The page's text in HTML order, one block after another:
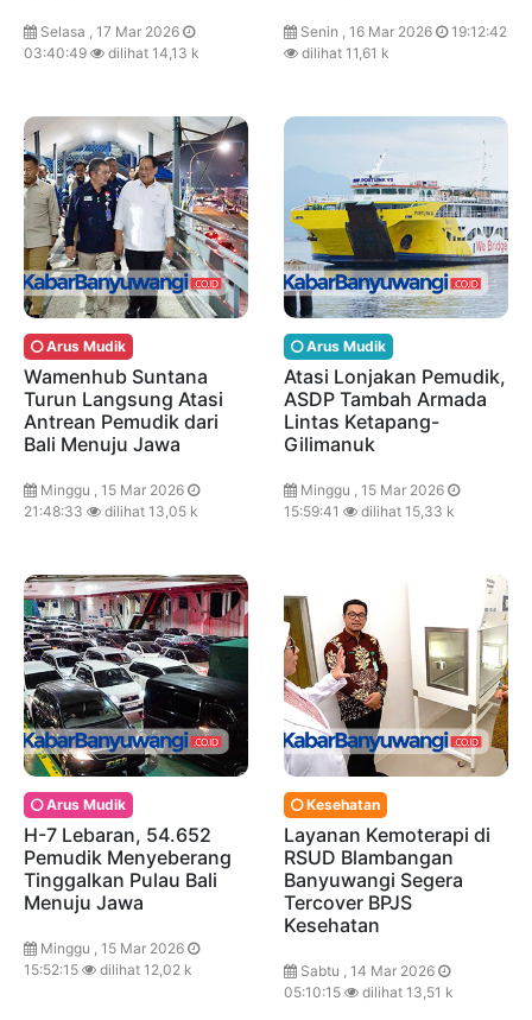
Selasa , 17 Mar 2026
03:40:49
dilihat 14,13 k
Senin , 16 Mar 2026
19:12:42
dilihat 11,61 k
Arus Mudik
Wamenhub Suntana
Turun Langsung Atasi
Antrean Pemudik dari
Bali Menuju Jawa
Minggu , 15 Mar 2026
21:48:33
dilihat 13,05 k
Arus Mudik
Atasi Lonjakan Pemudik,
ASDP Tambah Armada
Lintas Ketapang-
Gilimanuk
Minggu , 15 Mar 2026
15:59:41
dilihat 15,33 k
Arus Mudik
H-7 Lebaran, 54.652
Pemudik Menyeberang
Tinggalkan Pulau Bali
Menuju Jawa
Minggu , 15 Mar 2026
15:52:15
dilihat 12,02 k
Kesehatan
Layanan Kemoterapi di
RSUD Blambangan
Banyuwangi Segera
Tercover BPJS
Kesehatan
Sabtu , 14 Mar 2026
05:10:15
dilihat 13,51 k